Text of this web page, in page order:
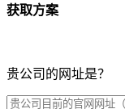
获取方案
贵公司的网址是？